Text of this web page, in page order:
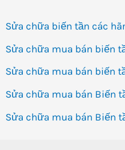
Sửa chữa biến tần các
Sửa chữa mua bán biến
Sửa chữa mua bán biến
Sửa chữa mua bán Biến
Sửa chữa mua bán Biến